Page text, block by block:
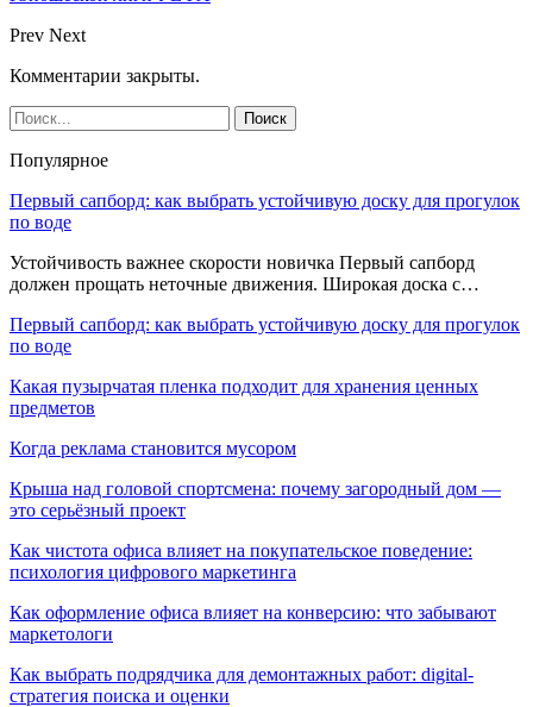
Prev Next
Комментарии закрыты.
Популярное
Первый сапборд: как выбрать устойчивую доску для прогулок
по воде
Устойчивость важнее скорости новичка Первый сапборд
должен прощать неточные движения. Широкая доска с…
Первый сапборд: как выбрать устойчивую доску для прогулок
по воде
Какая пузырчатая пленка подходит для хранения ценных
предметов
Когда реклама становится мусором
Крыша над головой спортсмена: почему загородный дом —
это серьёзный проект
Как чистота офиса влияет на покупательское поведение:
психология цифрового маркетинга
Как оформление офиса влияет на конверсию: что забывают
маркетологи
Как выбрать подрядчика для демонтажных работ: digital-
стратегия поиска и оценки